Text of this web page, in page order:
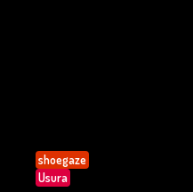
shoegaze
Usura